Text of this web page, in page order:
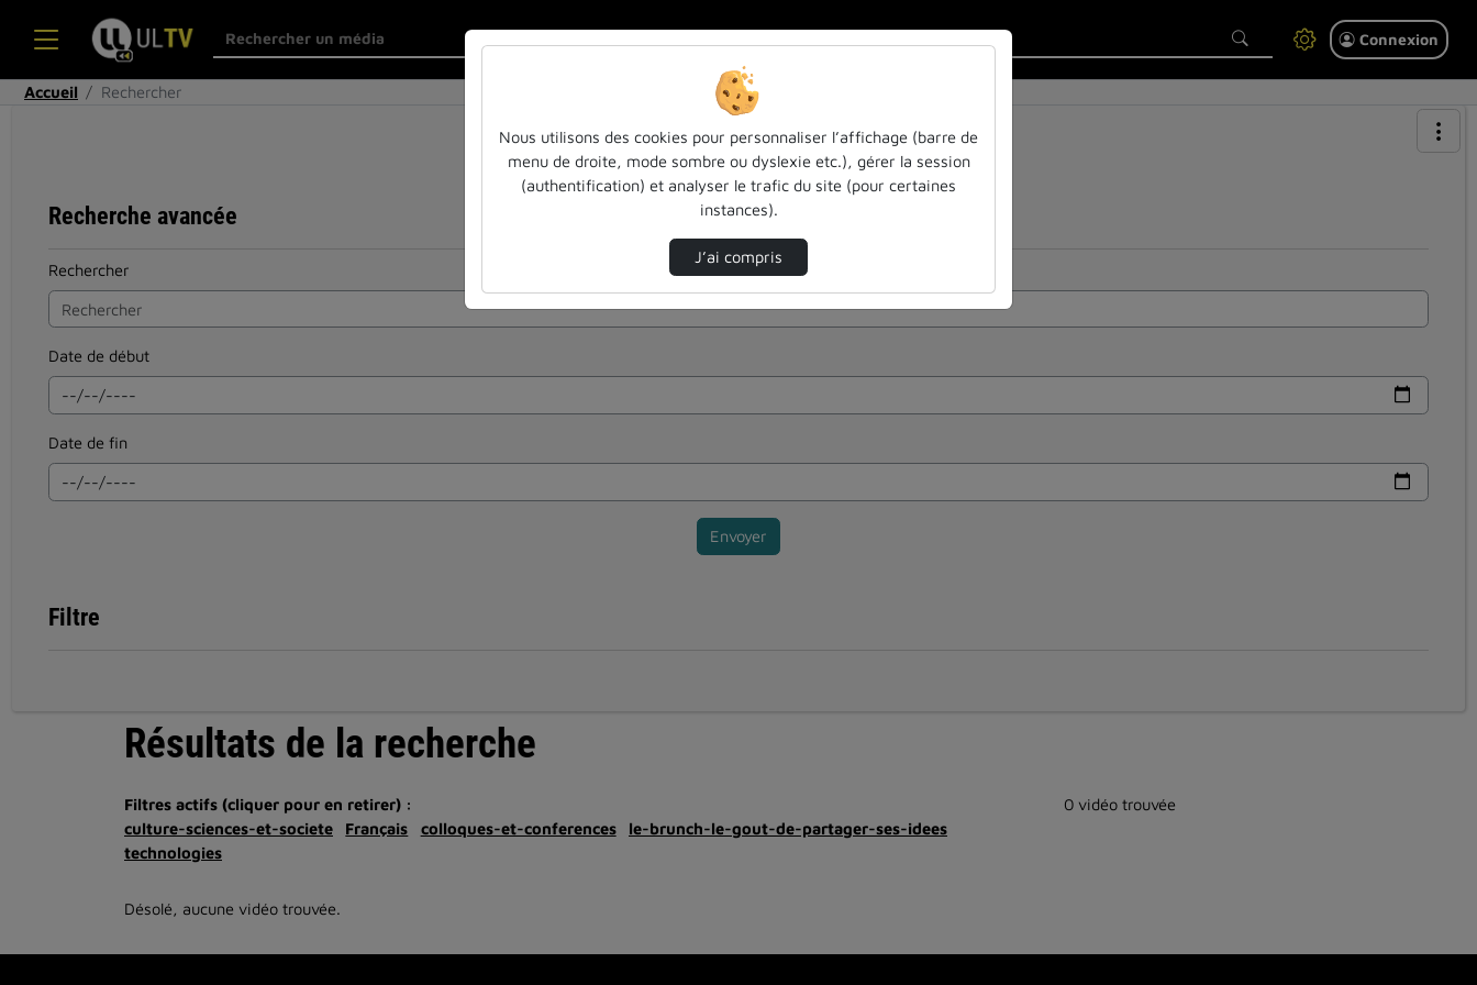
Connexion
Accueil Rechercher
Recherche avancée
Rechercher
Date de début
Date de fin
Envoyer
Filtre
Résultats de la recherche
Filtres actifs (cliquer pour en retirer) :
culture-sciences-et-societe
Français colloques-et-conferences
le-brunch-le-gout-de-partager-ses-idees
technologies
0 vidéo trouvée
Désolé, aucune vidéo trouvée.
Nous utilisons des cookies pour personnaliser l’affichage (barre de
menu de droite, mode sombre ou dyslexie etc.), gérer la session
(authentification) et analyser le trafic du site (pour certaines
instances).
J’ai compris